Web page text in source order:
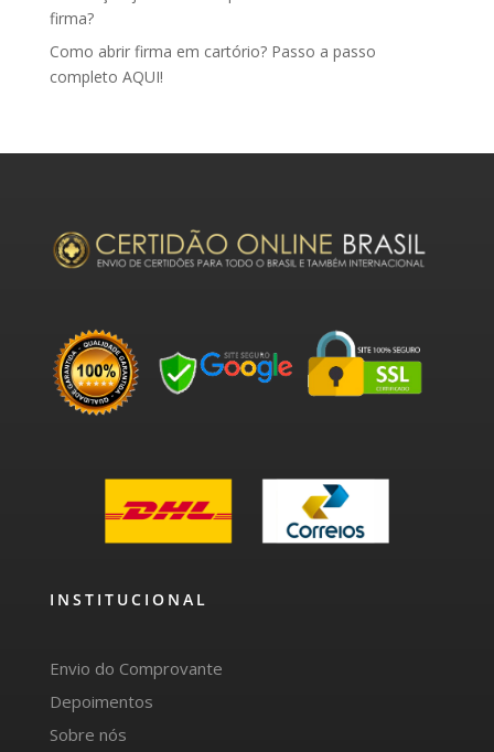
firma?
Como abrir firma em cartório? Passo a passo
completo AQUI!
INSTITUCIONAL
Envio do Comprovante
Depoimentos
Sobre nós